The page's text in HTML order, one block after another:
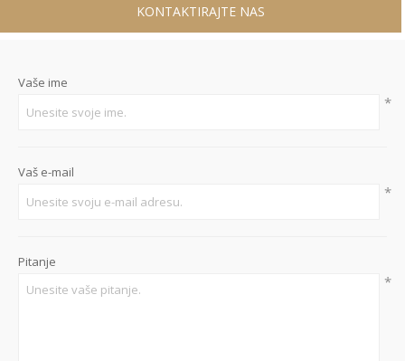
KONTAKTIRAJTE NAS
Vaše ime
*
Vaš e-mail
*
Pitanje
*